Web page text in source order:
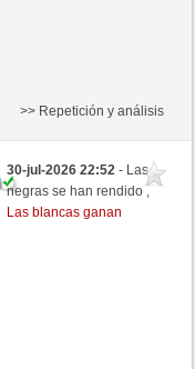
>> Repetición y análisis
30-jul-2026 22:52- Las
negras se han rendido ,
Las blancas ganan